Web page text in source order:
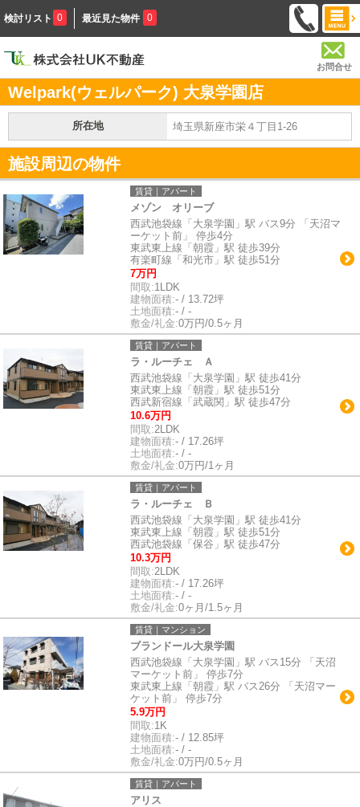
検討リスト 0 最近見た物件 0
お問合せ
Welpark(ウェルパーク) 大泉学園店
所在地 埼玉県新座市栄４丁目1-26
施設周辺の物件
賃貸｜アパート
メゾン オリーブ
西武池袋線「大泉学園」駅 バス9分 「天沼マ
ーケット前」 停歩4分
東武東上線「朝霞」駅 徒歩39分
有楽町線「和光市」駅 徒歩51分
7万円
間取:1LDK
建物面積:- / 13.72坪
土地面積:- / -
敷金/礼金:0万円/0.5ヶ月
賃貸｜アパート
ラ・ルーチェ Ａ
西武池袋線「大泉学園」駅 徒歩41分
東武東上線「朝霞」駅 徒歩51分
西武新宿線「武蔵関」駅 徒歩47分
10.6万円
間取:2LDK
建物面積:- / 17.26坪
土地面積:- / -
敷金/礼金:0万円/1ヶ月
賃貸｜アパート
ラ・ルーチェ Ｂ
西武池袋線「大泉学園」駅 徒歩41分
東武東上線「朝霞」駅 徒歩51分
西武池袋線「保谷」駅 徒歩47分
10.3万円
間取:2LDK
建物面積:- / 17.26坪
土地面積:- / -
敷金/礼金:0ヶ月/1.5ヶ月
賃貸｜マンション
ブランドール大泉学園
西武池袋線「大泉学園」駅 バス15分 「天沼
マーケット前」 停歩7分
東武東上線「朝霞」駅 バス26分 「天沼マー
ケット前」 停歩7分
5.9万円
間取:1K
建物面積:- / 12.85坪
土地面積:- / -
敷金/礼金:0万円/0.5ヶ月
賃貸｜アパート
アリス